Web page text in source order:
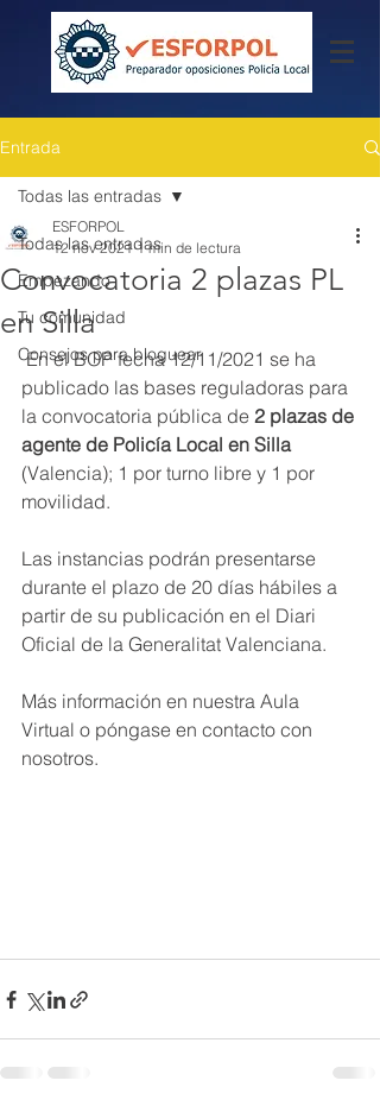
Entrada
Todas las entradas
Empezando
Tu comunidad
Consejos para bloguear
Todas las entradas
Convocatoria 2 plazas PL
en Silla
ESFORPOL
12 nov 2021 1 min de lectura
En el BOP fecha 12/11/2021 se ha
publicado las bases reguladoras para
la convocatoria pública de 2 plazas de
agente de Policía Local en Silla
(Valencia); 1 por turno libre y 1 por
movilidad.
Las instancias podrán presentarse
durante el plazo de 20 días hábiles a
partir de su publicación en el Diari
Oficial de la Generalitat Valenciana.
Más información en nuestra Aula
Virtual o póngase en contacto con
nosotros.